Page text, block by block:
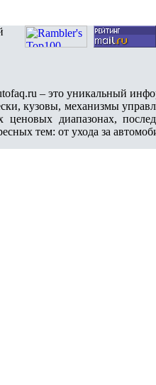
– это уникальный
кузовы, механизмы
ценовых диапазонах,
тем: от ухода за